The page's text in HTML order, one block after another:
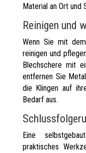
Material an Ort und
Reinigen und
Wenn Sie mit
reinigen und
Blechschere mit
entfernen Sie
die Klingen auf
Bedarf aus.
Eine
praktisches